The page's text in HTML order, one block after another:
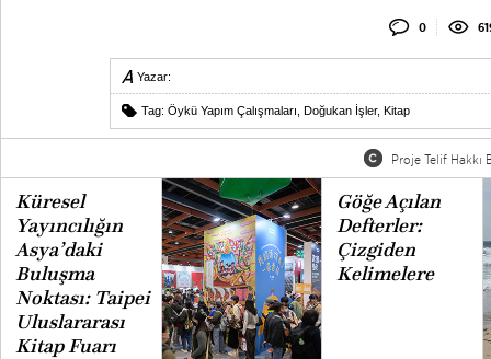
0
Yazar:
Tag: Öykü Yapım Çalışmaları Doğukan İşler, Kitap
Proje Telif Hakkı
Küresel
Yayıncılığın
Asya’daki
Buluşma
Noktası: Taipei
Uluslararası
Kitap Fuarı
Göğe Açılan
Defterler:
Çizgiden
Kelimelere